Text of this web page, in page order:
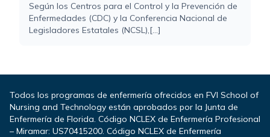
Según los Centros para el Control y la Prevención de
Enfermedades (CDC) y la Conferencia Nacional de
Legisladores Estatales (NCSL),[...]
Todos los programas de enfermería ofrecidos en FVI School of
Nursing and Technology están aprobados por la Junta de
Enfermería de Florida. Código NCLEX de Enfermería Profesional
– Miramar: US70415200. Código NCLEX de Enfermería